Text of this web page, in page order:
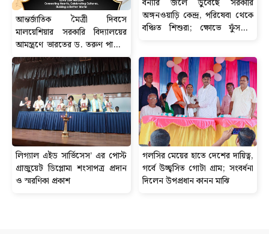
আন্তর্জাতিক মৈত্রী দিবসে
মালয়েশিয়ার সরকারি বিদ্যালয়ের
আমন্ত্রণে ভারতের ড. তরুণ পালের
আন্তর্জাতিক বক্তৃতা
বন্যার জলে ডুবেছে সরকারি
অঙ্গনওয়াড়ি কেন্দ্র, পরিষেবা থেকে
বঞ্চিত শিশুরা; ক্ষোভে ফুঁসছেন
লিগ্যাল এইড সার্ভিসেস’ এর পোস্ট
গ্রাজুয়েট ডিপ্লোমা শংসাপত্র প্রদান
ও স্মরণিকা প্রকাশ
গলসির মেয়ের হাতে দেশের দায়িত্ব,
গর্বে উচ্ছ্বসিত গোটা গ্রাম; সংবর্ধনা
দিলেন উপপ্রধান কানন মাঝি